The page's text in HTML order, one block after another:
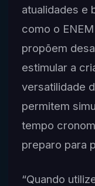
atualidades e
como o
propõem
estimular a
versatilidade
permitem
tempo
preparo para
“Quando